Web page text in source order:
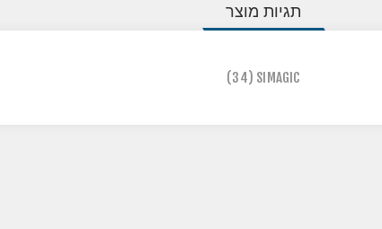
תגיות מוצר
SIMAGIC
(34)